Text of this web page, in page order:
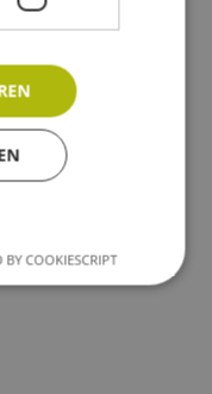
BY COOKIESCRIPT